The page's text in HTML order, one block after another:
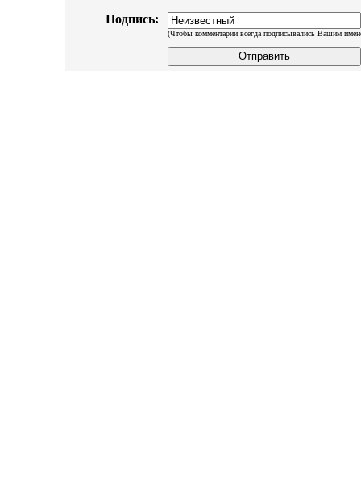
Подпись:
(Чтобы комментарии всегда подписывались Вашим